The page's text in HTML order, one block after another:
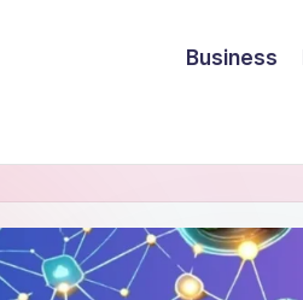
Business